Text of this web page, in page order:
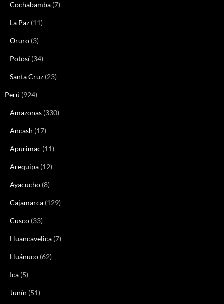
Cochabamba (7)
La Paz (11)
Oruro (3)
Potosí (34)
Santa Cruz (23)
Perú (924)
Amazonas (330)
Ancash (17)
Apurimac (11)
Arequipa (12)
Ayacucho (8)
Cajamarca (129)
Cusco (33)
Huancavelica (7)
Huánuco (62)
Ica (5)
Junín (51)